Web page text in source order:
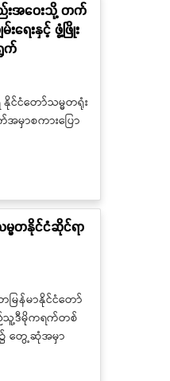
ည်းအဝေးသို့ တက်
ေးနှင့် ဖွံ့ဖြိုး
က်
င်ငံတော်သမ္မတရုံး
မှာစကားပြော
မတနိုင်ငံဆိုင်ရာ
ြန်မာနိုင်ငံတော်
ည်သူ့ဒီမိုကရက်တစ်
း၌ တွေ့ဆုံအမှာ